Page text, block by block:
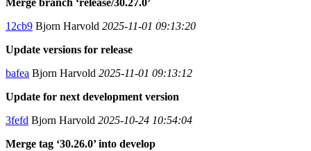
12cb9 Bjorn Harvold 2025-11-01 09:13:20
Update versions for release
bafea Bjorn Harvold 2025-11-01 09:13:12
Update for next development version
3fefd Bjorn Harvold 2025-10-24 10:54:04
Merge tag ‘30.26.0’ into develop